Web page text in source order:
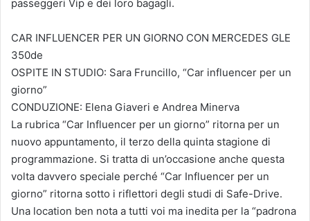
passeggeri Vip e dei loro bagagli.
CAR INFLUENCER PER UN GIORNO CON MERCEDES GLE
350de
OSPITE IN STUDIO: Sara Fruncillo, “Car influencer per un
giorno”
CONDUZIONE: Elena Giaveri e Andrea Minerva
La rubrica “Car Influencer per un giorno” ritorna per un
nuovo appuntamento, il terzo della quinta stagione di
programmazione. Si tratta di un’occasione anche questa
volta davvero speciale perché “Car Influencer per un
giorno” ritorna sotto i riflettori degli studi di Safe-Drive.
Una location ben nota a tutti voi ma inedita per la “padrona